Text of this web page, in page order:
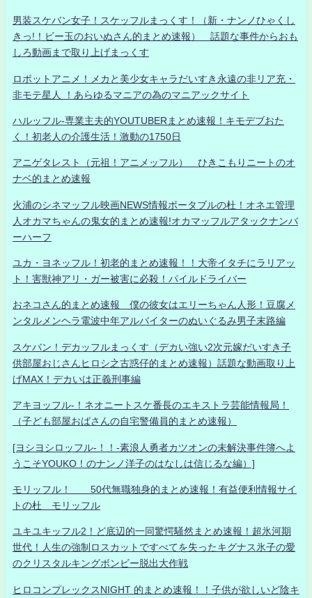
男装スケバン女子！スケッフルまっくす！（新・ナンノひゃくし
きっ!！ビー玉のおいぬさん的まとめ速報） 話題な事件からおも
しろ動画まで取り上げまっくす
ロボットアニメ！メカと美少女キャラだいすき永遠の非リア充・
非モテ星人 ！あらゆるマニアの為のマニアックサイト
ハルッフル-専業主夫的YOUTUBERまとめ速報！キモデブおた
く！初老人の介護生活！激動の1750日
アニゲタレスト（元祖！アニメッフル） ひきこもりニートのオ
ナベ的まとめ速報
火浦のシネマッフル映画NEWS情報ポータブルの杜！オネエ管理
人オカマちゃんの鬼女的まとめ速報!オカマッフルアタックナンバ
ーハーフ
ユカ・ヨネッフル！初老的まとめ速報！！大帝イタチにラリアッ
ト！害獣神アリ・ガー被害に必殺！パイルドライバー
おネコさん的まとめ速報 僕の彼女はエリーちゃん人形！豆腐メ
ンタルメンヘラ電波中年アルバイターのぬいぐるみ男子末路編
スケバン！デカッフルまっくす（デカい強い2次元嫁だいすき子
供部屋おじさんヒロシ之古惑仔的まとめ速報）話題な動画取り上
げMAX！デカいは正義刑事編
アキヨッフル-！ネオニートスケ番長のエキストラ芸能情報局！
（子ども部屋おばさんの自宅警備員的まとめ速報）
[ヨシヨシロッフル-！！-素浪人勇者カツオンの未解決事件簿へよ
うこそYOUKO！のナンノ洋子のはなしは信じるな編）]
モリッフル！ 50代無職独身的まとめ速報！有益便利情報サイ
トの杜 モリッフル
ユキユキッフル2！ど底辺的一同驚愕騒然まとめ速報！超氷河期
世代！人生の強制ロスカットですべてを失ったキグナス氷子の愛
のクリスタルキングボンビー脱出大作戦
ヒロコンプレックスNIGHT 的まとめ速報！！子供が欲しいど陰キ